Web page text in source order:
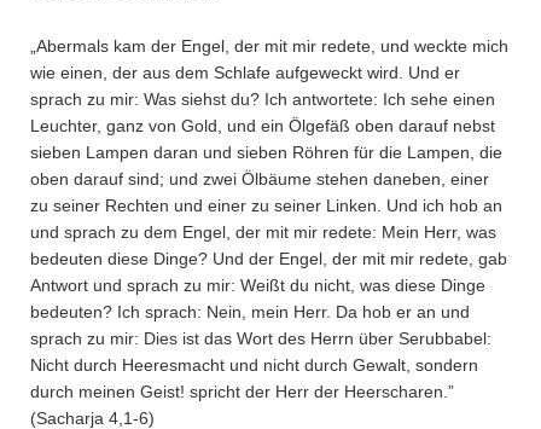
„Abermals kam der Engel, der mit mir redete, und weckte mich
wie einen, der aus dem Schlafe aufgeweckt wird. Und er
sprach zu mir: Was siehst du? Ich antwortete: Ich sehe einen
Leuchter, ganz von Gold, und ein Ölgefäß oben darauf nebst
sieben Lampen daran und sieben Röhren für die Lampen, die
oben darauf sind; und zwei Ölbäume stehen daneben, einer
zu seiner Rechten und einer zu seiner Linken. Und ich hob an
und sprach zu dem Engel, der mit mir redete: Mein Herr, was
bedeuten diese Dinge? Und der Engel, der mit mir redete, gab
Antwort und sprach zu mir: Weißt du nicht, was diese Dinge
bedeuten? Ich sprach: Nein, mein Herr. Da hob er an und
sprach zu mir: Dies ist das Wort des Herrn über Serubbabel:
Nicht durch Heeresmacht und nicht durch Gewalt, sondern
durch meinen Geist! spricht der Herr der Heerscharen.”
(Sacharja 4,1-6)